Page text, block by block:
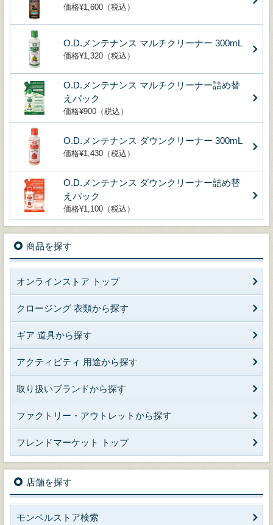
価格¥1,600（税込）
O.D.メンテナンス マルチクリーナー 300mL
価格¥1,320（税込）
O.D.メンテナンス マルチクリーナー詰め替
えパック
価格¥900（税込）
O.D.メンテナンス ダウンクリーナー 300mL
価格¥1,430（税込）
O.D.メンテナンス ダウンクリーナー詰め替
えパック
価格¥1,100（税込）
商品を探す
オンラインストア トップ
クロージング 衣類から探す
ギア 道具から探す
アクティビティ 用途から探す
取り扱いブランドから探す
ファクトリー・アウトレットから探す
フレンドマーケット トップ
店舗を探す
モンベルストア検索